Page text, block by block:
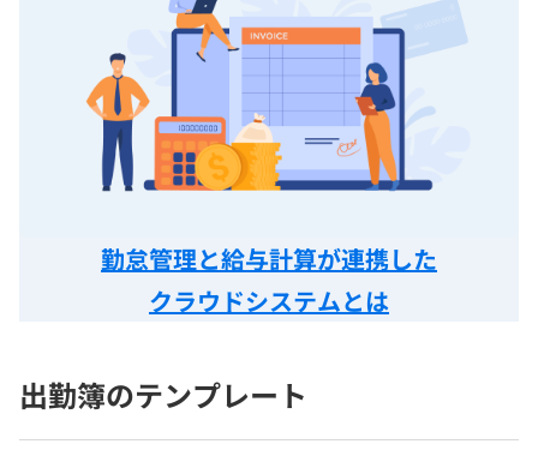
勤怠管理と給与計算が連携した
クラウドシステムとは
出勤簿のテンプレート